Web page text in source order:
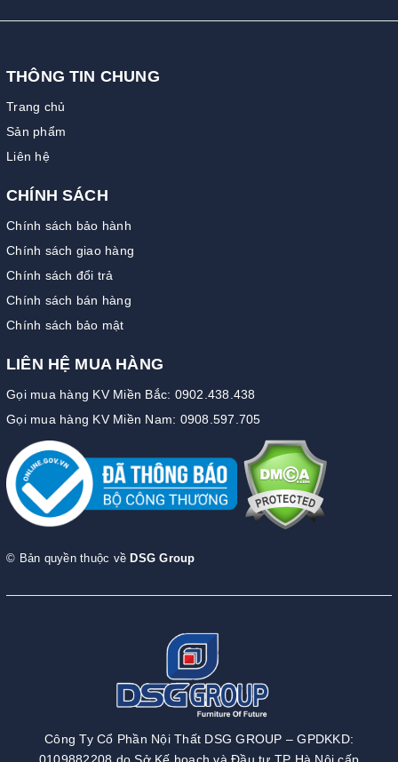
THÔNG TIN CHUNG
Trang chủ
Sản phẩm
Liên hệ
CHÍNH SÁCH
Chính sách bảo hành
Chính sách giao hàng
Chính sách đổi trả
Chính sách bán hàng
Chính sách bảo mật
LIÊN HỆ MUA HÀNG
Gọi mua hàng KV Miền Bắc: 0902.438.438
Gọi mua hàng KV Miền Nam: 0908.597.705
© Bản quyền thuộc về DSG Group
Công Ty Cổ Phần Nội Thất DSG GROUP – GPDKKD:
0109882208 do Sở Kế hoạch và Đầu tư TP Hà Nội cấp